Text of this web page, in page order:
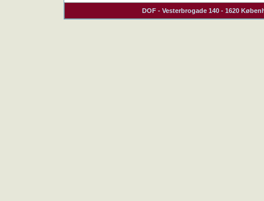
DOF - Vesterbrogade 140 - 1620